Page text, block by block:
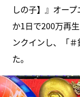
しの子】』オー
か1日で200万再
ンクインし、「
た。